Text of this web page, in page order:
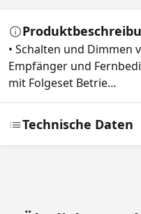
• Schalten und Dimmen
Empfänger und
mit Folgeset Betrie…
Technische Daten